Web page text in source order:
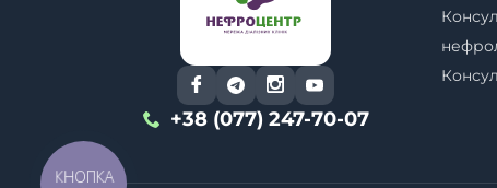
+38 (077) 247-70-07
КНОПКА